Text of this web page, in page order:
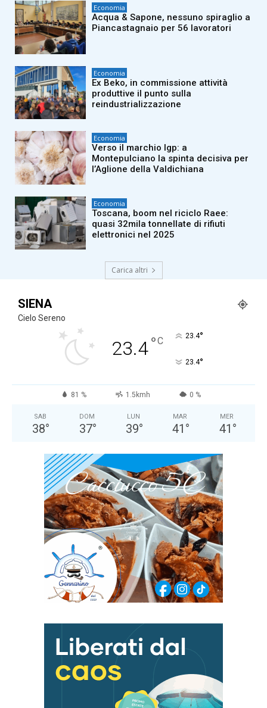
Economia
Acqua & Sapone, nessuno spiraglio a
Piancastagnaio per 56 lavoratori
Economia
Ex Beko, in commissione attività
produttive il punto sulla
reindustrializzazione
Economia
Verso il marchio Igp: a
Montepulciano la spinta decisiva per
l’Aglione della Valdichiana
Economia
Toscana, boom nel riciclo Raee:
quasi 32mila tonnellate di rifiuti
elettronici nel 2025
Carica altri
SIENA
Cielo Sereno
23.4°C 23.4°
23.4°
81 % 1.5kmh 0 %
SAB
38°
DOM
37°
LUN
39°
MAR
41 °
MER
41 °